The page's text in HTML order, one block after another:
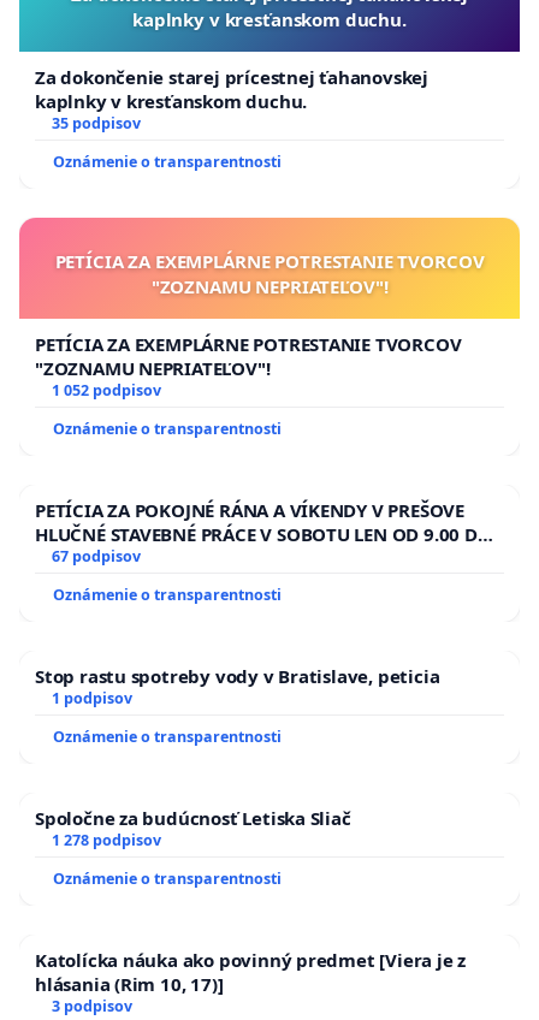
kaplnky v kresťanskom duchu.
Za dokončenie starej prícestnej ťahanovskej
kaplnky v kresťanskom duchu.
35 podpisov
Oznámenie o transparentnosti
PETÍCIA ZA EXEMPLÁRNE POTRESTANIE TVORCOV
"ZOZNAMU NEPRIATEĽOV"!
PETÍCIA ZA EXEMPLÁRNE POTRESTANIE TVORCOV
"ZOZNAMU NEPRIATEĽOV"!
1 052 podpisov
Oznámenie o transparentnosti
PETÍCIA ZA POKOJNÉ RÁNA A VÍKENDY V PREŠOVE
HLUČNÉ STAVEBNÉ PRÁCE V SOBOTU LEN OD 9.00 DO
13.00 HOD., CEZ PRACOVNÝ TÝŽDEŇ CIEĽ 8.00 – 18.00
HOD. A PRAVIDELNÁ KONTROLA STAVBY C-AREA NA
ĎUMBIERSKEJ/MAGU
67 podpisov
Oznámenie o transparentnosti
Stop rastu spotreby vody v Bratislave, peticia
1 podpisov
Oznámenie o transparentnosti
Spoločne za budúcnosť Letiska Sliač
1 278 podpisov
Oznámenie o transparentnosti
Katolícka náuka ako povinný predmet [Viera je z
hlásania (Rim 10, 17)]
3 podpisov